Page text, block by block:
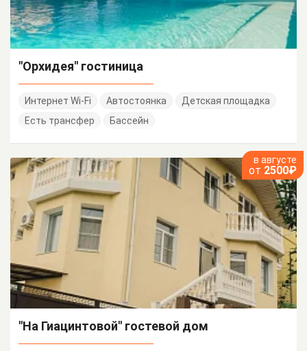
"Орхидея" гостиница
Интернет Wi-Fi Автостоянка
Детская площадка
Есть трансфер
Бассейн
в августе
от 2500₽
"На Гиацинтовой" гостевой дом